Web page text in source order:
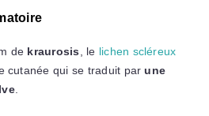
de kraurosis , le lichen scléreux
cutanée qui se traduit parune
.